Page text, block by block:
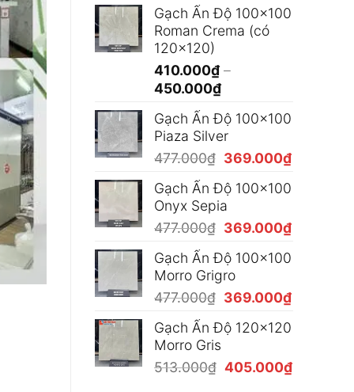
từ
365.000₫
490.000₫
Gạch Ấn Độ 100x100
Roman Crema (có
120x120)
410.000₫ –
450.000₫Khoảng
từ
410.000₫
đến
450.000₫
Gạch Ấn Độ 100x100
Piaza Silver
477.000₫ Giá
là:
477.000₫.
369.000₫Giá
tại
Gạch Ấn Độ 100x100
Onyx Sepia
477.000₫ Giá
là:
477.000₫.
369.000₫Giá
tại
Gạch Ấn Độ 100x100
Morro Grigro
477.000₫ Giá
là:
369.000₫Giá
tại
Gạch Ấn Độ 120x120
Morro Gris
513.000₫ Giá
405.000₫Giá